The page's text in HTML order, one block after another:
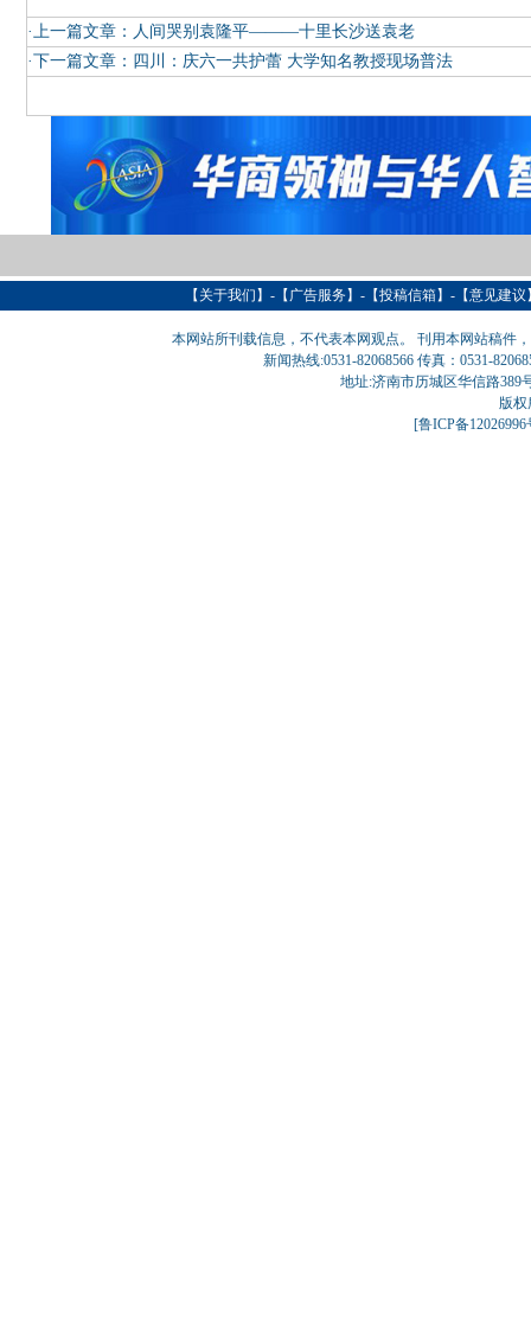
·上一篇文章： 人间哭别袁隆平———十里长沙送袁老
·下一篇文章： 四川：庆六一共护蕾 大学知名教授现场普法
【 关于我们 】-【 广告服务】-【投稿信箱】-【意见建
本网站所刊载信息，不代表本网观点。 刊用本网站稿件
新闻热线:0531-82068566 传真：0531-
地址:济南市历城区华信路389
版
[鲁ICP备12026996